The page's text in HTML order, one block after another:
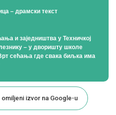
– драмски текст
и заједништва у Техничкој
– у дворишту школе
сећања где свака биљка има
izvor na Google-u